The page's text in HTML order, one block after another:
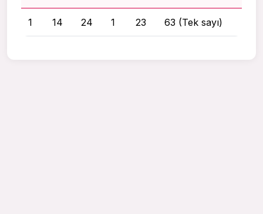
1 14 24 1 23 63 (Tek sayı)